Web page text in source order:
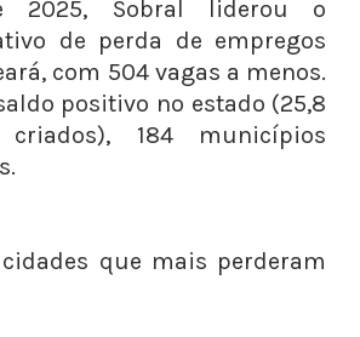
2025, Sobral liderou o
de perda de empregos
com 504 vagas a menos.
positivo no estado (25,8
184 municípios
que mais perderam